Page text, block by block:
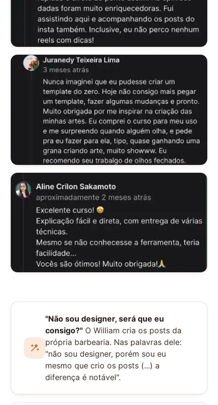
"Não sou designer, será que eu
consigo?" O William cria os posts da
própria barbearia. Nas palavras dele:
"não sou designer, porém sou eu
mesmo que crio os posts (...) a
diferença é notável".